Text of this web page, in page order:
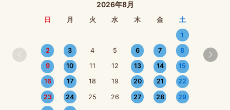
2026年8月
日 月 火 水 木 金
土
1
2 3 4 5 6 7 8
9 10 11 12 13 14 15
16 17 18 19 20 21 22
23 24 25 26 27 28 29